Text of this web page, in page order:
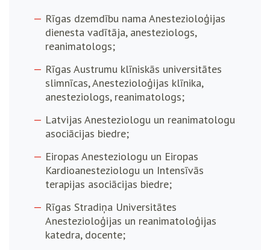
Rīgas dzemdību nama Anestezioloģijas
dienesta vadītāja, anesteziologs,
reanimatologs;
Rīgas Austrumu klīniskās universitātes
slimnīcas, Anestezioloģijas klīnika,
anesteziologs, reanimatologs;
Latvijas Anesteziologu un reanimatologu
asociācijas biedre;
Eiropas Anesteziologu un Eiropas
Kardioanesteziologu un Intensīvās
terapijas asociācijas biedre;
Rīgas Stradiņa Universitātes
Anestezioloģijas un reanimatoloģijas
katedra, docente;